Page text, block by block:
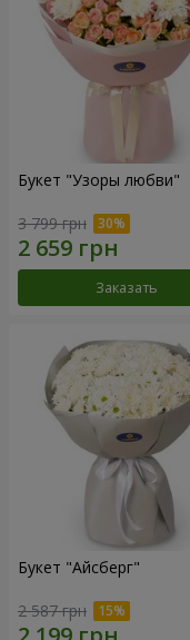
Букет "Узоры любви"
3 799 грн
Заказать
Букет "Айсберг"
2 587 грн